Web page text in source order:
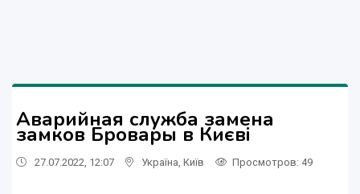
Аварийная служба замена
замков Бровары в Києві
27.07.2022, 12:07 Україна Київ Просмотров: 49